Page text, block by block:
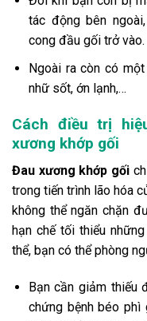
tác động bên
cong đầu gối trở vào.
Ngoài ra còn có
nhữ sốt, ớn lạnh,…
Cách điều trị
xương khớp gối
Đau xương khớp gối
trong tiến trình lão hóa
không thể ngăn chặn
hạn chế tối thiểu
thể, bạn có thể phòng
Bạn cần giảm thiếu
chứng bệnh béo phì